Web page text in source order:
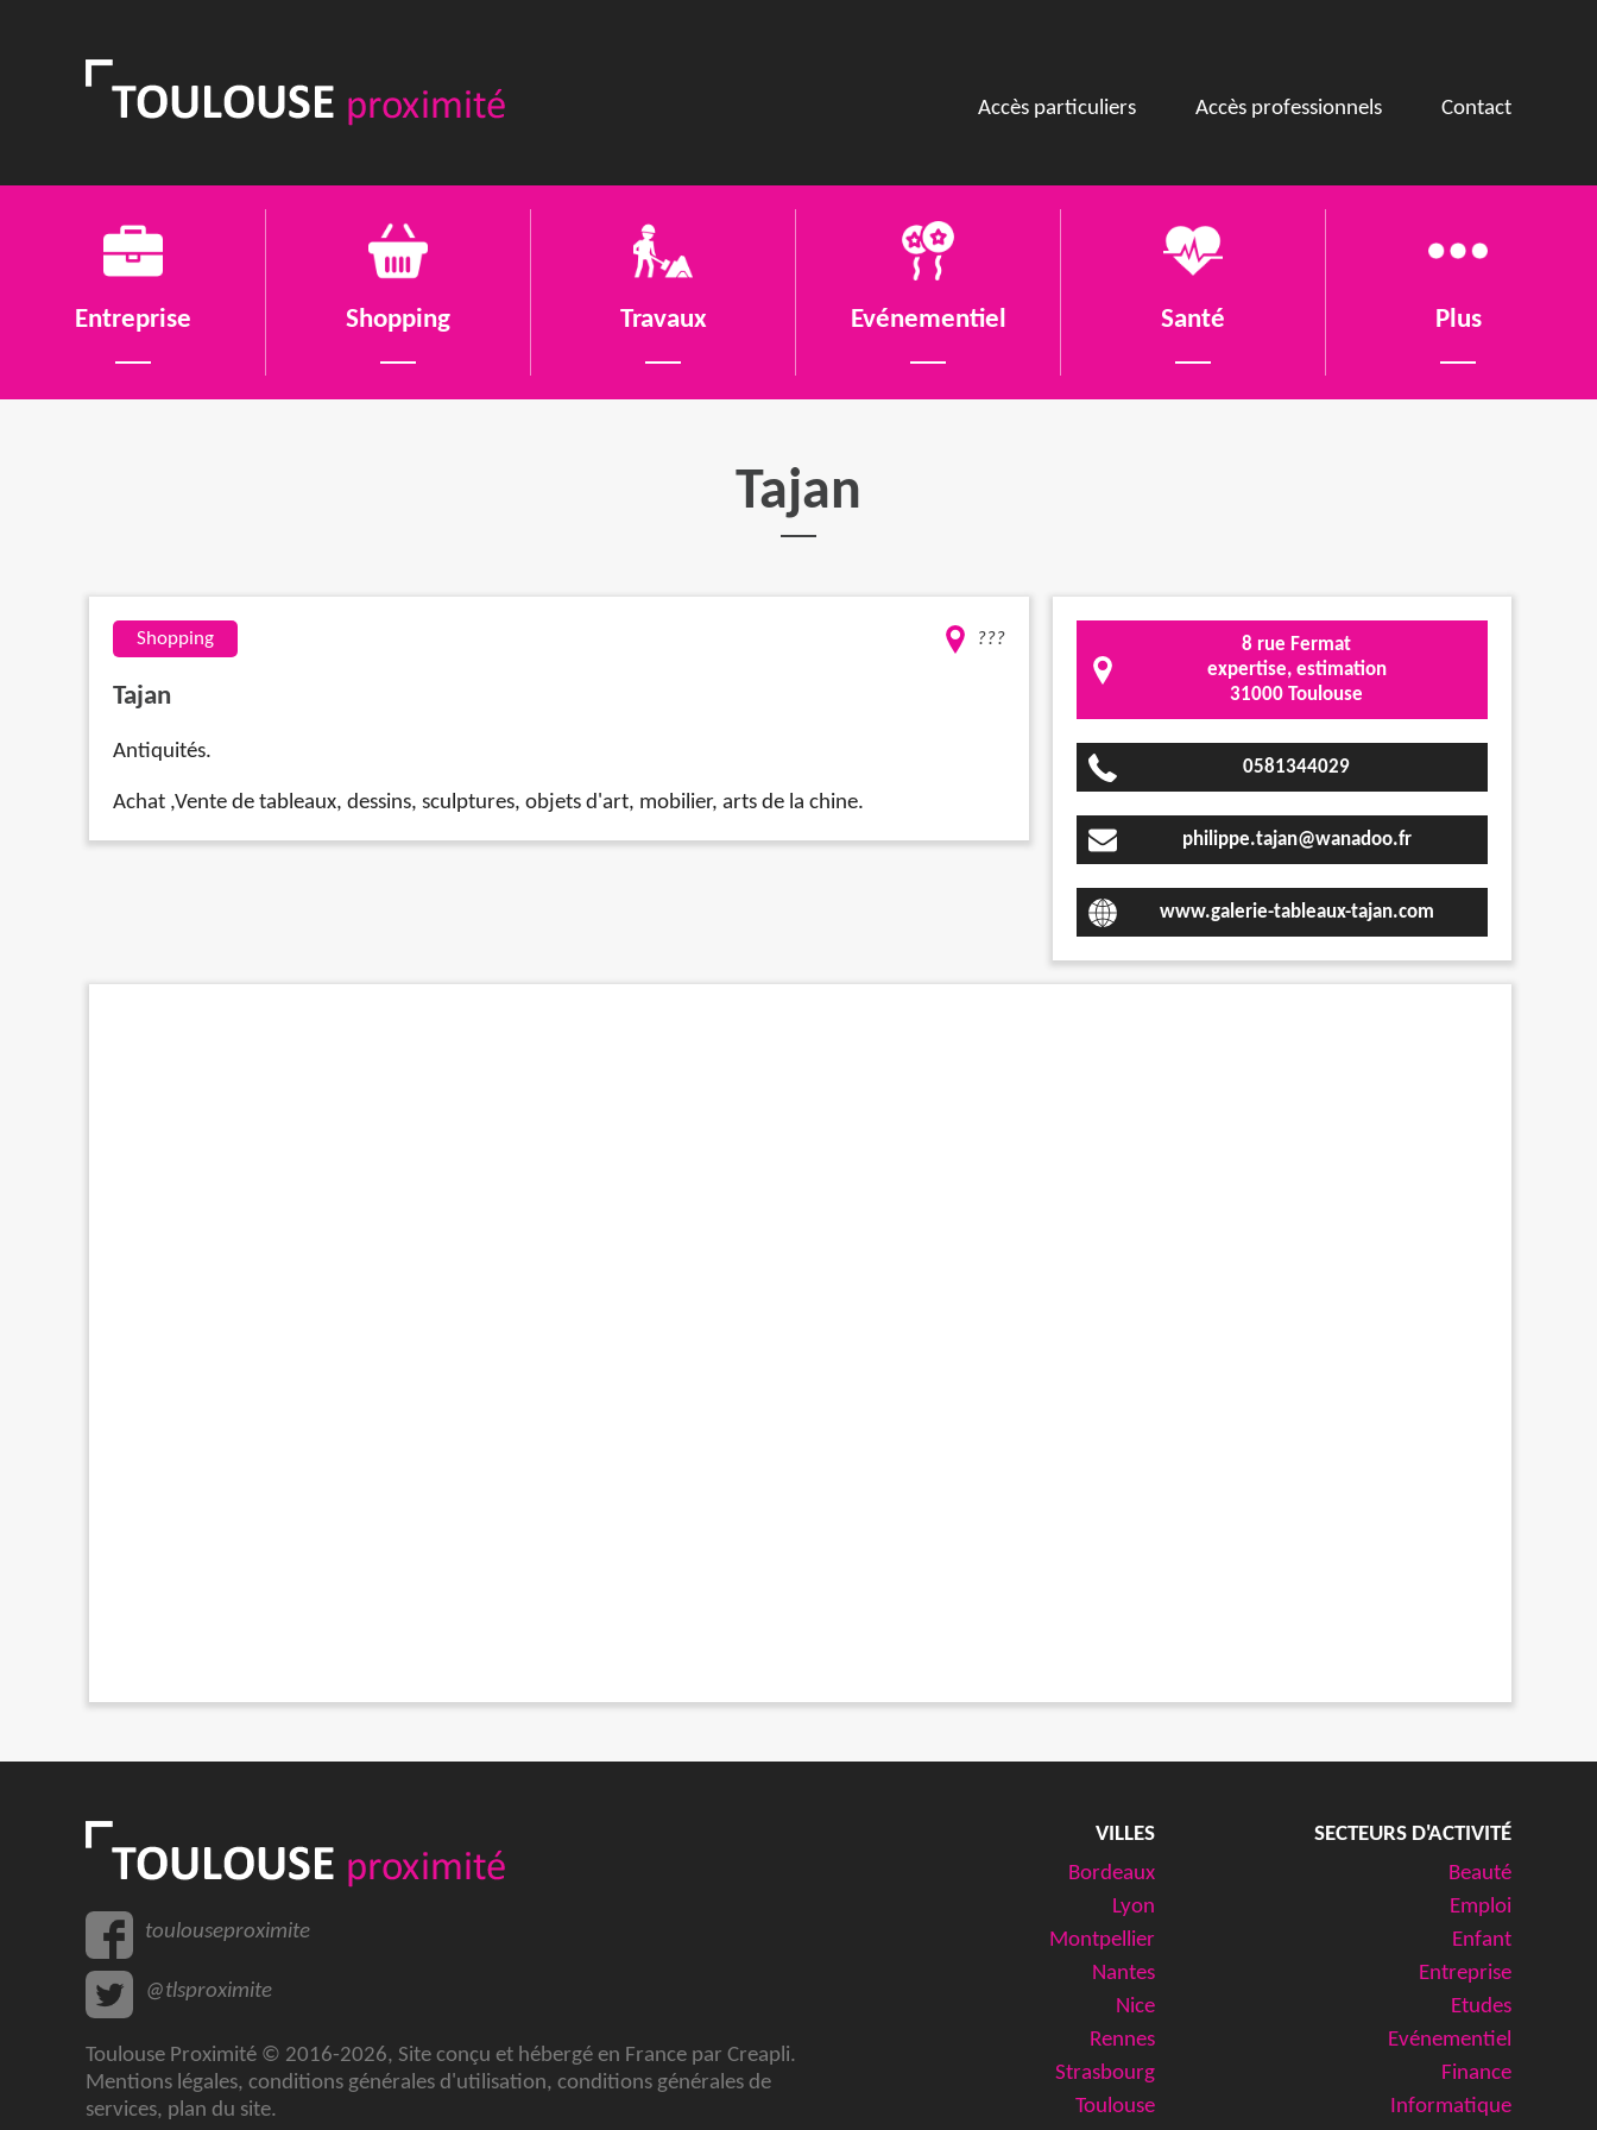
Accès particuliers Accès professionnels Contact
Entreprise Shopping Travaux Evénementiel Santé Plus
Tajan
Shopping ???
Tajan
Antiquités.
Achat ,Vente de tableaux, dessins, sculptures, objets d'art, mobilier, arts de la chine.
8 rue Fermat
expertise, estimation
31000 Toulouse
0581344029
philippe.tajan@wanadoo.fr
www.galerie-tableaux-tajan.com
toulouseproximite
@tlsproximite
SECTEURS D'ACTIVITÉ
Beauté
Emploi
Enfant
Entreprise
Etudes
Evénementiel
Finance
Informatique
VILLES
Bordeaux
Lyon
Montpellier
Nantes
Nice
Rennes
Strasbourg
Toulouse
Toulouse Proximité © 2016-2026, Site conçu et hébergé en France par Creapli.
Mentions légales, conditions générales d'utilisation, conditions générales de
services, plan du site.